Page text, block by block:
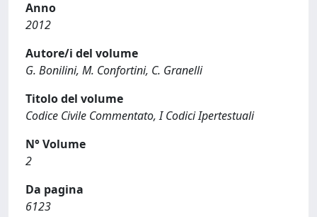
Anno
2012
Autore/i del volume
G. Bonilini, M. Confortini, C. Granelli
Titolo del volume
Codice Civile Commentato, I Codici Ipertestuali
N° Volume
2
Da pagina
6123